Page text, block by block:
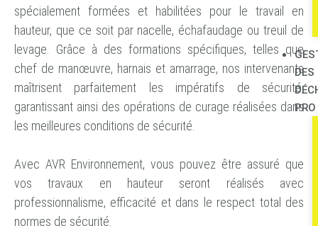
DES
PRO
spécialement formées et habilitées pour le travail en
hauteur, que ce soit par nacelle, échafaudage ou treuil de
levage. Grâce à des formations spécifiques, telles que
chef de manœuvre, harnais et amarrage, nos intervenants
maîtrisent parfaitement les impératifs de sécurité,
garantissant ainsi des opérations de curage réalisées dans
les meilleures conditions de sécurité.
Avec AVR Environnement, vous pouvez être assuré que
vos travaux en hauteur seront réalisés avec
professionnalisme, efficacité et dans le respect total des
normes de sécurité.